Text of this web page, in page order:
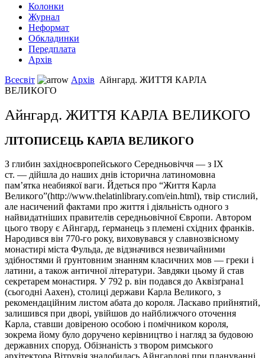
Колонки
Журнал
Неформат
Обкладинки
Передплата
Архів
Всесвіт
Архів Айнгард. ЖИТТЯ КАРЛА
ВЕЛИКОГО
Айнгард. ЖИТТЯ КАРЛА ВЕЛИКОГО
ЛІТОПИСЕЦЬ КАРЛА ВЕЛИКОГО
З глибин західноєвропейського Cередньовіччя — з ІХ
ст. — дійшла до наших днів історична латиномовна
пам’ятка неабиякої ваги. Йдеться про “Життя Карла
Великого”(http://www.thelatinlibrary.com/ein.html), твір стислий,
але насичений фактами про життя і діяльність одного з
найвидатніших правителів середньовічної Європи. Автором
цього твору є Айнгард, ґерманець з племені східних франків.
Народився він 770-го року, виховувався у славнозвісному
монастирі міста Фульда, де відзначився незвичайними
здібностями й ґрунтовним знанням класичних мов — греки і
латини, а також античної літератури. Завдяки цьому й став
секретарем монастиря. У 792 р. він подався до Аквізґрана1
(сьогодні Аахен), столиці держави Карла Великого, з
рекомендаційним листом абата до короля. Ласкаво прийнятий,
залишився при дворі, увійшов до найближчого оточення
Карла, ставши довіреною особою і помічником короля,
зокрема йому було доручено керівництво і нагляд за будовою
державних споруд. Обізнаність з твором римського